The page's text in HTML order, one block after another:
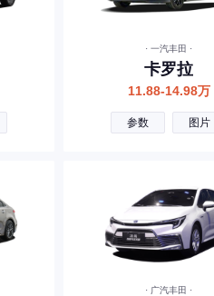
· 一汽丰田 ·
卡罗拉
11.88-14.98万
参数 图片
· 广汽丰田 ·